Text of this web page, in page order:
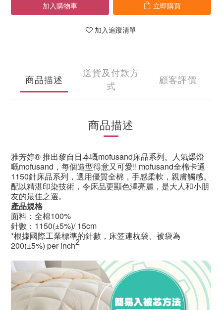
加入購物車 立即購買
加入追蹤清單
商品描述
送貨及付款方
式
顧客評價
商品描述
雅芳婷®推出黎自日本嘅mofusand床品系列。人氣爆燈
嘅mofusand ，每個造型得意又可愛!! mofusand全棉卡通
1150針床品系列，選用優質全棉，手感柔軟，親膚觸感。
配以精湛印染技術，令床品更顯色澤亮麗，是大人和小朋
友的最佳之選。
產品規格
面料：全棉100%
針數：1150(±5%)/ 15cm
*根據國際工業標準的針數，床笠連枕袋、被袋為
200(±5%) per inch2